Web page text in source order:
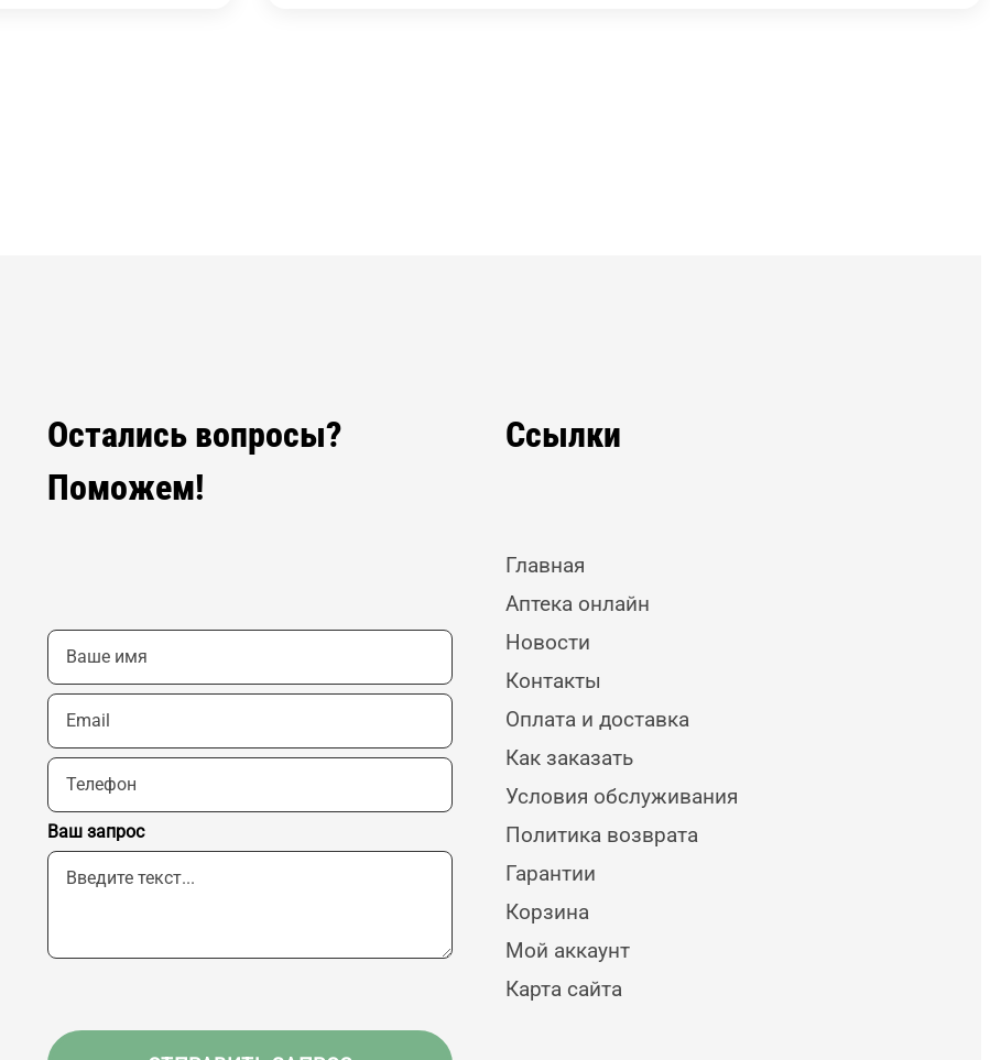
Остались вопросы?
Поможем!
Ваш запрос
Ссылки
Главная
Аптека онлайн
Новости
Контакты
Оплата и доставка
Как заказать
Условия обслуживания
Политика возврата
Гарантии
Корзина
Мой аккаунт
Карта сайта